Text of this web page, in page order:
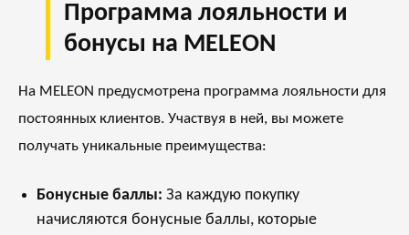
Программа лояльности и
бонусы на MELEON
На MELEON предусмотрена программа лояльности для
постоянных клиентов. Участвуя в ней, вы можете
получать уникальные преимущества:
Бонусные баллы: За каждую покупку
начисляются бонусные баллы, которые